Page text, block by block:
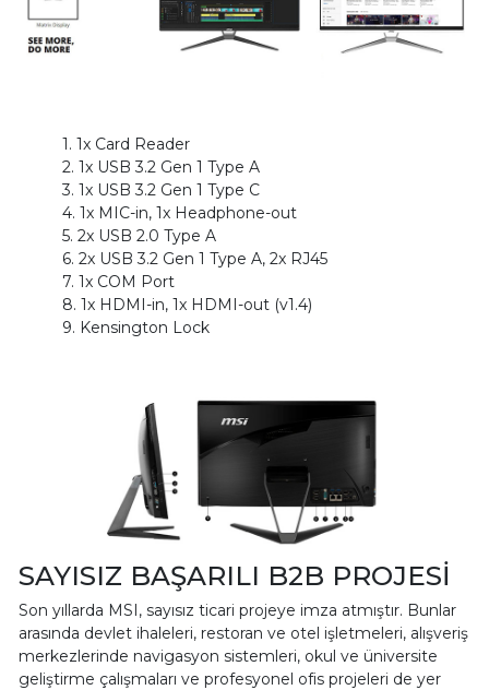
1. 1x Card Reader
2. 1x USB 3.2 Gen 1 Type A
3. 1x USB 3.2 Gen 1 Type C
4. 1x MIC-in, 1x Headphone-out
5. 2x USB 2.0 Type A
6. 2x USB 3.2 Gen 1 Type A, 2x RJ45
7. 1x COM Port
8. 1x HDMI-in, 1x HDMI-out (v1.4)
9. Kensington Lock
SAYISIZ BAŞARILI B2B PROJESİ
Son yıllarda MSI, sayısız ticari projeye imza atmıştır. Bunlar
arasında devlet ihaleleri, restoran ve otel işletmeleri, alışveriş
merkezlerinde navigasyon sistemleri, okul ve üniversite
geliştirme çalışmaları ve profesyonel ofis projeleri de yer